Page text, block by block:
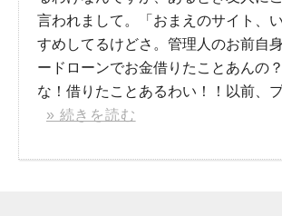
言われまして。「おまえのサイト、
すめしてるけどさ。管理人のお前自
ードローンでお金借りたことあんの
な！借りたことあるわい！！以前、
» 続きを読む